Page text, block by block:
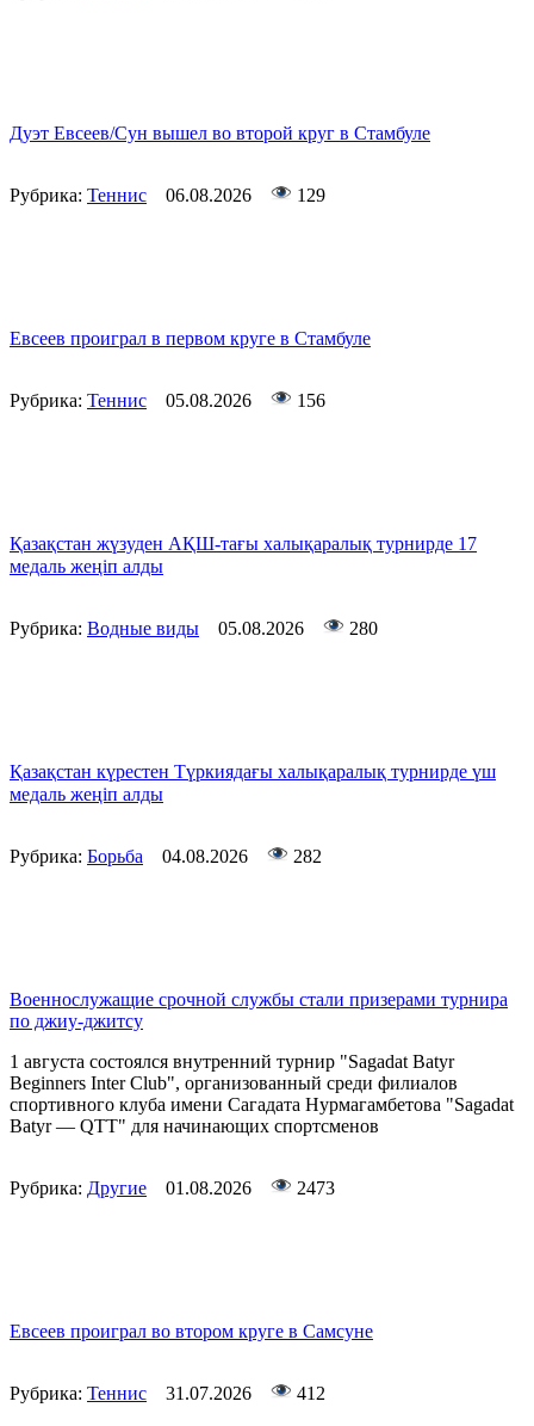
Дуэт Евсеев/Сун вышел во второй круг в Стамбуле
Рубрика: Теннис 06.08.2026 129
Евсеев проиграл в первом круге в Стамбуле
Рубрика: Теннис 05.08.2026 156
Қазақстан жүзуден АҚШ-тағы халықаралық турнирде 17
медаль жеңіп алды
Рубрика: Водные виды 05.08.2026 280
Қазақстан күрестен Түркиядағы халықаралық турнирде үш
медаль жеңіп алды
Рубрика: Борьба 04.08.2026 282
Военнослужащие срочной службы стали призерами турнира
по джиу-джитсу
1 августа состоялся внутренний турнир "Sagadat Batyr
Beginners Inter Club", организованный среди филиалов
спортивного клуба имени Сагадата Нурмагамбетова "Sagadat
Batyr — QTT" для начинающих спортсменов
Рубрика: Другие 01.08.2026 2473
Евсеев проиграл во втором круге в Самсуне
Рубрика: Теннис 31.07.2026 412